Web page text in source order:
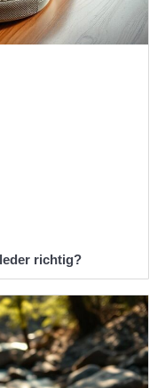
richtig?